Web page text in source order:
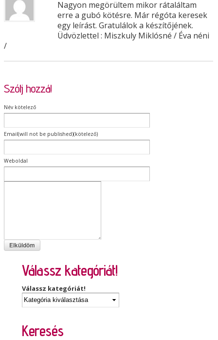
Nagyon megörültem mikor rátaláltam
erre a gubó kötésre. Már régóta keresek
egy leírást. Gratulálok a készítőjének.
Üdvözlettel : Miszkuly Miklósné / Éva néni
/
Szólj hozzá!
Név kötelező
Email(will not be published)(kötelező)
Weboldal
Válassz kategóriát!
Válassz kategóriát!
Keresés